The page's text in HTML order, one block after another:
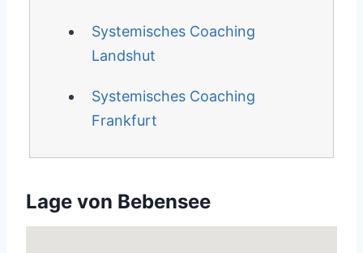
Systemisches Coaching
Landshut
Systemisches Coaching
Frankfurt
Lage von Bebensee